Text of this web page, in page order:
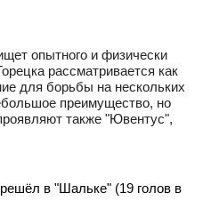
опытного и физически
рассматривается как
для борьбы на нескольких
преимущество, но
также "Ювентус",
в "Шальке" (19 голов в